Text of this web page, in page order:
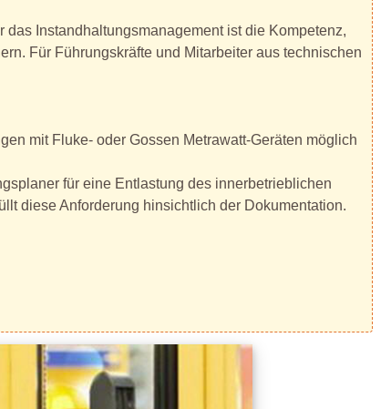
Instandhaltungsmanagement ist die Kompetenz,
Für Führungskräfte und Mitarbeiter aus technischen
mit Fluke- oder Gossen Metrawatt-Geräten möglich
für eine Entlastung des innerbetrieblichen
diese Anforderung hinsichtlich der Dokumentation.